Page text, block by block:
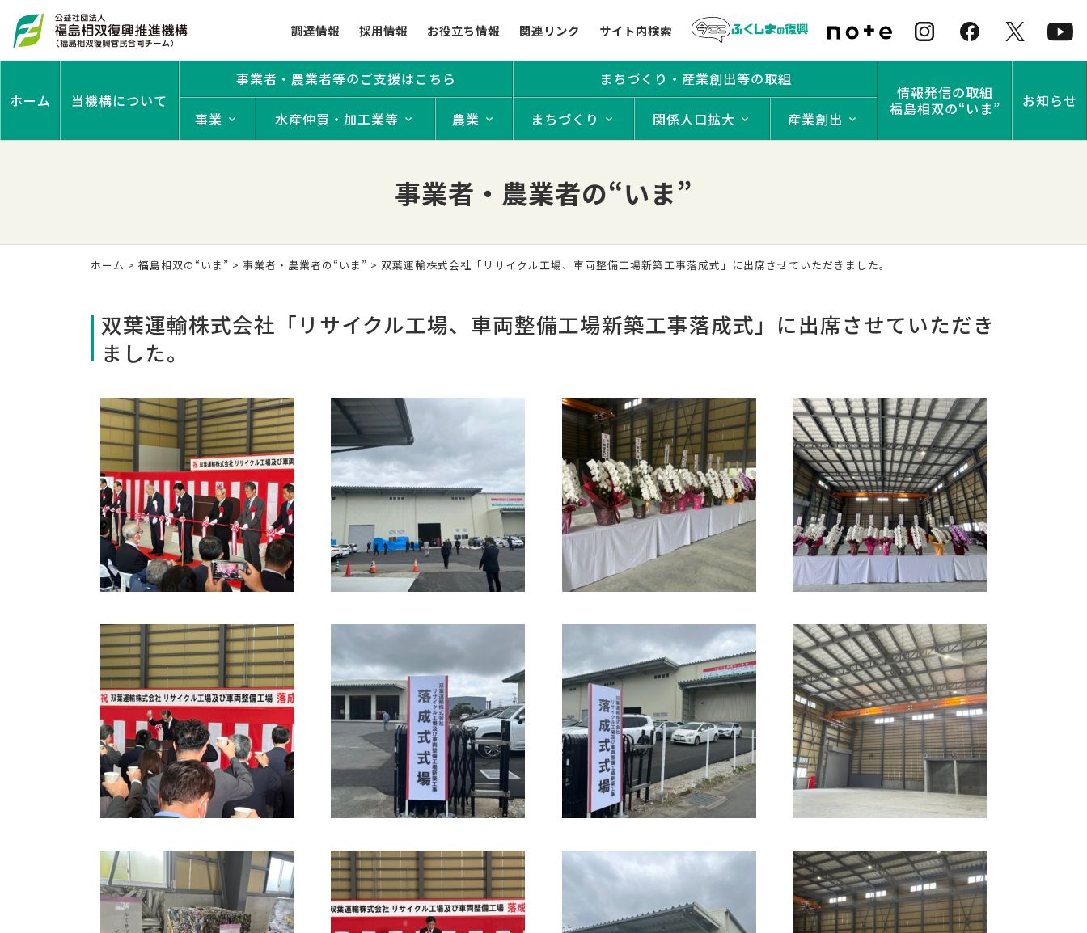
調達情報 採用情報 お役立ち情報 関連リンク サイト内検索
ホーム 当機構について
事業者・農業者等のご支援はこちら
事業 水産仲買・加工業等 農業
まちづくり・産業創出等の取組
まちづくり 関係人口拡大 産業創出
情報発信の取組
福島相双の“いま”
お知らせ
事業者・農業者の“いま”
ホーム > 福島相双の“いま” > 事業者・農業者の“いま” > 双葉運輸株式会社「リサイクル工場、車両整備工場新築工事落成式」に出席させていただきました。
双葉運輸株式会社「リサイクル工場、車両整備工場新築工事落成式」に出席させていただき
ました。